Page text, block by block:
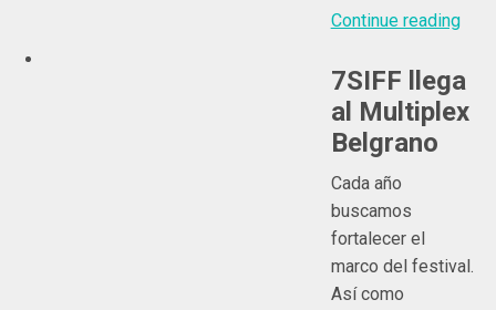
Continue reading
7SIFF llega
al Multiplex
Belgrano
Cada año
buscamos
fortalecer el
marco del festival.
Así como